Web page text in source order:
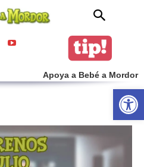
Apoya a Bebé a Mordor